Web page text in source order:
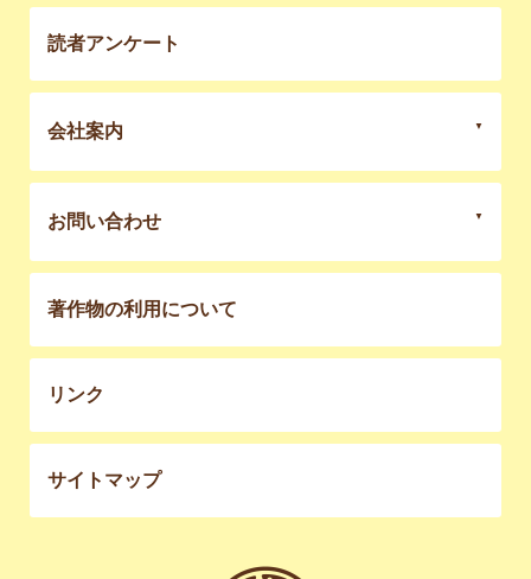
読者アンケート
会社案内
お問い合わせ
著作物の利用について
リンク
サイトマップ